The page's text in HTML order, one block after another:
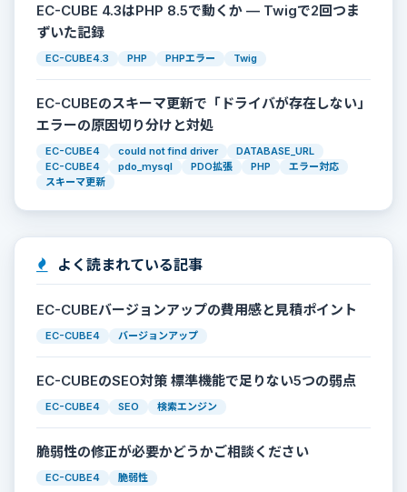
EC-CUBE 4.3はPHP 8.5で動くか — Twigで2回つま
ずいた記録
EC-CUBE4.3 PHP PHPエラー Twig
EC-CUBEのスキーマ更新で「ドライバが存在しない」
エラーの原因切り分けと対処
EC-CUBE4 could not find driver
DATABASE_URL
EC-CUBE4
pdo_mysql PDO拡張 PHP
エラー対応
スキーマ更新
よく読まれている記事
EC-CUBEバージョンアップの費用感と見積ポイント
EC-CUBE4 バージョンアップ
EC-CUBEのSEO対策 標準機能で足りない5つの弱点
EC-CUBE4 SEO 検索エンジン
脆弱性の修正が必要かどうかご相談ください
EC-CUBE4 脆弱性